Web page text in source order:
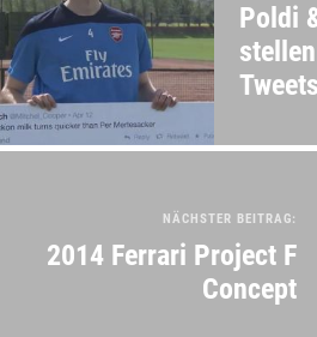
Poldi
Tweets
NÄCHSTER BEITRAG:
2014 Ferrari Project F
Concept